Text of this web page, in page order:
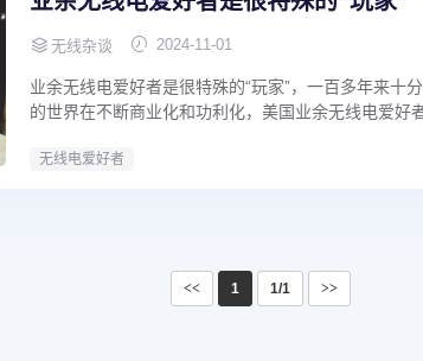
无线杂谈 2024-11-01
业余无线电爱好者是很特殊的“玩家”，一百多年来十
的世界在不断商业化和功利化，美国业余无线电爱好者
无线电爱好者
<< 1 1/1 >>